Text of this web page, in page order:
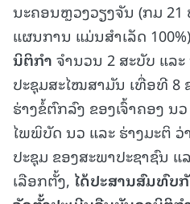
ນະຄອນຫຼວງວຽງຈັນ (ກມ 21
ແຜນການ ແມ່ນສໍາເລັດ
ນິຕິກຳ ຈຳນວນ 2 ສະບັບ ແລະ
ປະຊຸມສະໄໝສາມັນ ເທື່ອທີ 8
ຮ່າງຂໍ້ຕົກລົງ ຂອງເຈົ້າຄອງ
ໄພພິບັດ ນວ ແລະ ຮ່າງມະຕິ
ປະຊຸມ ຂອງສະພາປະຊາຊົນ
ເລືອກຕັ້ງ, ໄດ້ປະສານສົມທົບ